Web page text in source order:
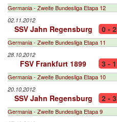
Germania - Zweite Bundesliga Etapa 12
02.11.2012
SSV Jahn Regensburg 0 - 2
Germania - Zweite Bundesliga Etapa 11
28.10.2012
FSV Frankfurt 1899 3 - 1
Germania - Zweite Bundesliga Etapa 10
20.10.2012
SSV Jahn Regensburg 2 - 3
Germania - Zweite Bundesliga Etapa 9